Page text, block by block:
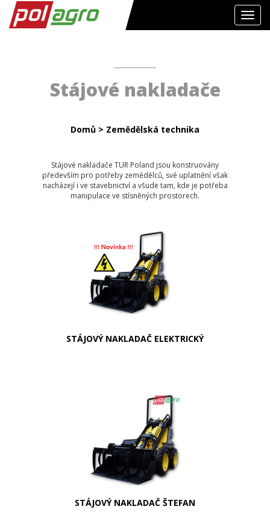
Stájové nakladače
Domů > Zemědělská technika
Stájové nakladače TUR Poland jsou konstruovány
především pro potřeby zemědělců, své uplatnění však
nacházejí i ve stavebnictví a všude tam, kde je potřeba
manipulace ve stísněných prostorech.
STÁJOVÝ NAKLADAČ ELEKTRICKÝ
STÁJOVÝ NAKLADAČ ŠTEFAN